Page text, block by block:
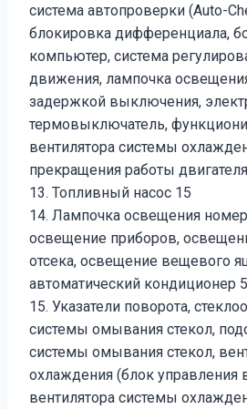
система автопроверки (Auto-
блокировка дифференциала,
компьютер, система
движения, лампочка
задержкой выключения,
термовыключатель,
вентилятора системы
прекращения работы
13. Топливный насос 15
14. Лампочка освещения
освещение приборов,
отсека, освещение вещевого
автоматический кондиционер 5
15. Указатели поворота,
системы омывания стекол,
системы омывания стекол,
охлаждения (блок
вентилятора системы